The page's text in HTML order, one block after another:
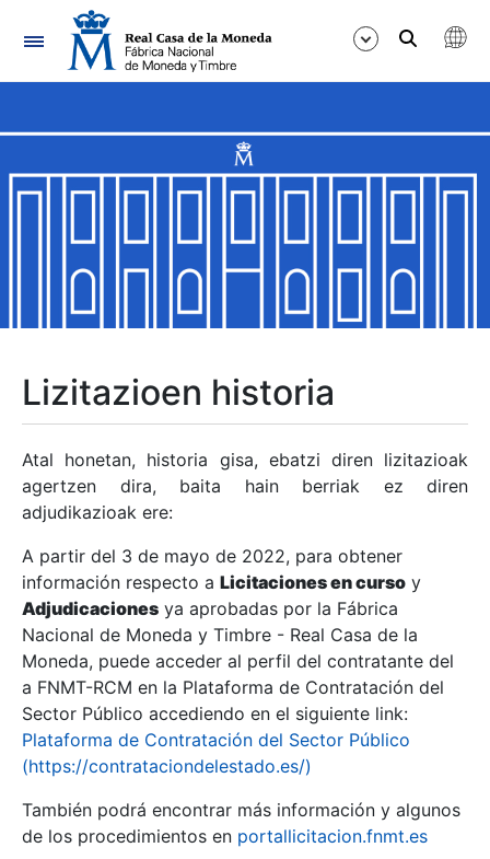
Nabigazioa
Erakutsi/Ezkutatu
Erakutsi/Ezkutatu
Erakutsi/Ezkutatu
Erakutsi/Ezkutatu
Erakutsi/Ezkutatu
Erakutsi/Ezkutatu
Erakutsi/Ezkutatu
Lizitazioen historia
Atal honetan, historia gisa, ebatzi diren lizitazioak
agertzen dira, baita hain berriak ez diren
adjudikazioak ere:
A partir del 3 de mayo de 2022, para obtener
información respecto a Licitaciones en curso y
Adjudicaciones ya aprobadas por la Fábrica
Nacional de Moneda y Timbre - Real Casa de la
Moneda, puede acceder al perfil del contratante del
a FNMT-RCM en la Plataforma de Contratación del
Sector Público accediendo en el siguiente link:
Plataforma de Contratación del Sector Público
(https://contrataciondelestado.es/)
También podrá encontrar más información y algunos
de los procedimientos en portallicitacion.fnmt.es